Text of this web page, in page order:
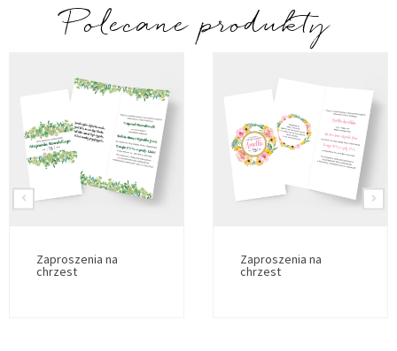
Polecane produkty
Zaproszenia na
chrzest
Zaproszenia na
chrzest